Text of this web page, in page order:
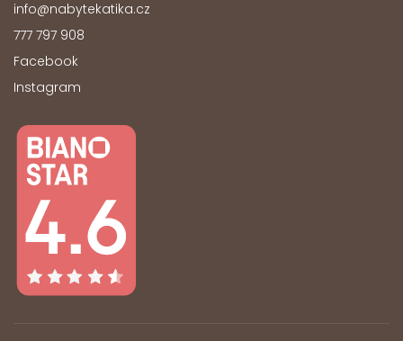
info@nabytekatika.cz
777 797 908
Facebook
Instagram